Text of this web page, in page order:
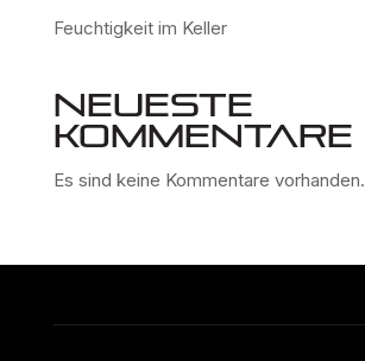
Feuchtigkeit im Keller
Neueste
Kommentare
Es sind keine Kommentare vorhanden.